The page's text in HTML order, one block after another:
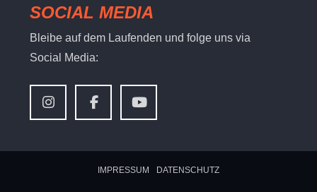
SOCIAL MEDIA
Bleibe auf dem Laufenden und folge uns via
Social Media:
IMPRESSUM DATENSCHUTZ